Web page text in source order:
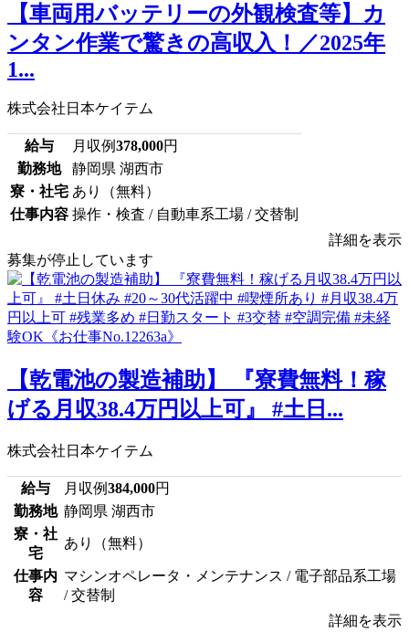
【車両用バッテリーの外観検査等】カ
ンタン作業で驚きの高収入！／2025年
1...
株式会社日本ケイテム
給与 月収例378,000円
勤務地
静岡県 湖西市
寮・社宅 あり（無料）
仕事内容 操作・検査 / 自動車系工場 / 交替制
詳細を表示
募集が停止しています
【乾電池の製造補助】 『寮費無料！稼
げる月収38.4万円以上可』 #土日...
株式会社日本ケイテム
給与 月収例384,000円
勤務地 静岡県 湖西市
寮・社
宅
あり（無料）
仕事内
容
マシンオペレータ・メンテナンス / 電子部品系工場
/ 交替制
詳細を表示